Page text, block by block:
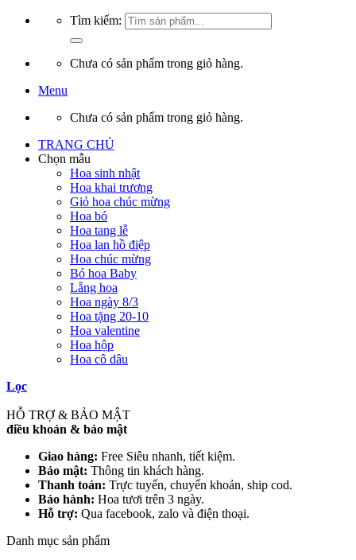
Tìm kiếm:
Chưa có sản phẩm trong giỏ hàng.
Menu
Chưa có sản phẩm trong giỏ hàng.
TRANG CHỦ
Chọn mẫu
Hoa sinh nhật
Hoa khai trương
Giỏ hoa chúc mừng
Hoa bó
Hoa tang lễ
Hoa lan hồ điệp
Hoa chúc mừng
Bó hoa Baby
Lẵng hoa
Hoa ngày 8/3
Hoa tặng 20-10
Hoa valentine
Hoa hộp
Hoa cô dâu
Lọc
HỖ TRỢ & BẢO MẬT
điều khoản & bảo mật
Giao hàng: Free Siêu nhanh, tiết kiệm.
Bảo mật: Thông tin khách hàng.
Thanh toán: Trực tuyến, chuyển khoản, ship cod.
Bảo hành: Hoa tươi trên 3 ngày.
Hỗ trợ: Qua facebook, zalo và điện thoại.
Danh mục sản phẩm